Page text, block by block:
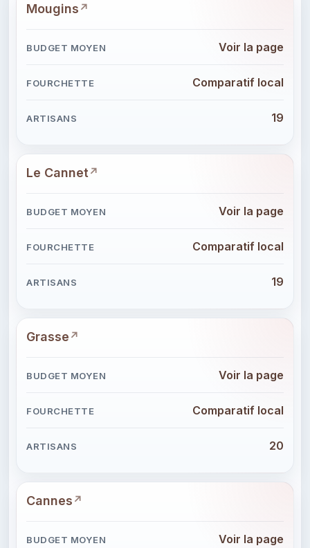
Mougins
Voir la page
Comparatif local
19
Le Cannet
Voir la page
Comparatif local
19
Grasse
Voir la page
Comparatif local
20
Cannes
Voir la page